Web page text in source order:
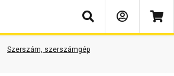
Keresés
Szerszám, szerszámgép
Kérdések és válaszok Kapcsolódó cikkek